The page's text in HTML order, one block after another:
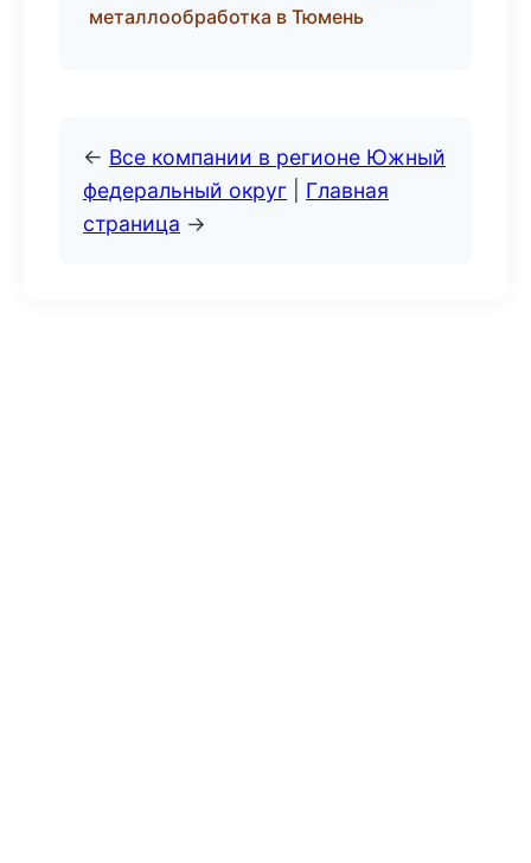
металлообработка в Тюмень
← Все компании в регионе Южный
федеральный округ
Главная
страница →